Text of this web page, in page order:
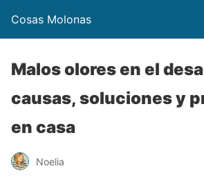
Cosas Molonas
Malos olores en el
causas, soluciones y
en casa
Noelia